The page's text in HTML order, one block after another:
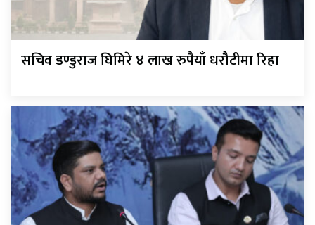
सचिव डण्डुराज घिमिरे ४ लाख रुपैयाँ धरौटीमा रिहा